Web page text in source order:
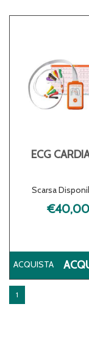
ECG
Scarsa
€40,00
1